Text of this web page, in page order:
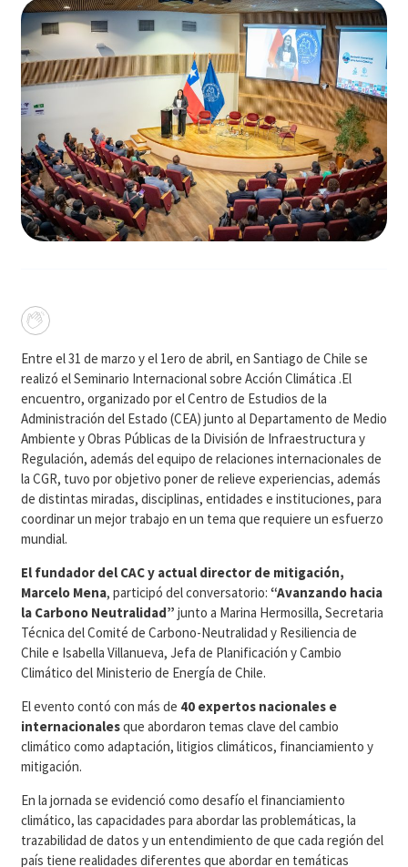
Entre el 31 de marzo y el 1ero de abril, en Santiago de Chile se
realizó el Seminario Internacional sobre Acción Climática .El
encuentro, organizado por el Centro de Estudios de la
Administración del Estado (CEA) junto al Departamento de Medio
Ambiente y Obras Públicas de la División de Infraestructura y
Regulación, además del equipo de relaciones internacionales de
la CGR, tuvo por objetivo poner de relieve experiencias, además
de distintas miradas, disciplinas, entidades e instituciones, para
coordinar un mejor trabajo en un tema que requiere un esfuerzo
mundial.
El fundador del CAC y actual director de mitigación,
Marcelo Mena, participó del conversatorio: “Avanzando hacia
la Carbono Neutralidad” junto a Marina Hermosilla, Secretaria
Técnica del Comité de Carbono-Neutralidad y Resiliencia de
Chile e Isabella Villanueva, Jefa de Planificación y Cambio
Climático del Ministerio de Energía de Chile.
El evento contó con más de 40 expertos nacionales e
internacionalesque abordaron temas clave del cambio
climático como adaptación, litigios climáticos, financiamiento y
mitigación.
En la jornada se evidenció como desafío el financiamiento
climático, las capacidades para abordar las problemáticas, la
trazabilidad de datos y un entendimiento de que cada región del
país tiene realidades diferentes que abordar en temáticas